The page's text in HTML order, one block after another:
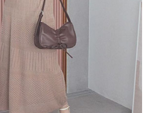
詳閱以下連結：https://oppay.tw/userRule
有限公司提供之「AFTEE先享後付」服務完成之交
圍內提供個人資料，並將交易相關給付款項請求債
宜，請瀏覽以下網址：
先徵得法定代理人或監護人之同意方可使用
未經同意申辦者引起之損失，本公司不負相關責
付」時，將依據個別帳號之用戶狀況，依本公司即
度；若仍有額度不足之情形，本公司將視審查結果
含以上)免運費
含以上)免運費